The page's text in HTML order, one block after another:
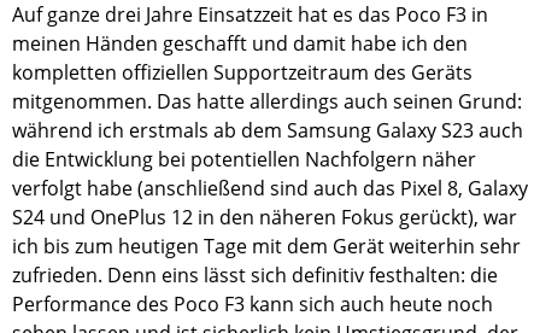
Auf ganze drei Jahre Einsatzzeit hat es das Poco F3 in
meinen Händen geschafft und damit habe ich den
kompletten offiziellen Supportzeitraum des Geräts
mitgenommen. Das hatte allerdings auch seinen Grund:
während ich erstmals ab dem Samsung Galaxy S23 auch
die Entwicklung bei potentiellen Nachfolgern näher
verfolgt habe (anschließend sind auch das Pixel 8, Galaxy
S24 und OnePlus 12 in den näheren Fokus gerückt), war
ich bis zum heutigen Tage mit dem Gerät weiterhin sehr
zufrieden. Denn eins lässt sich definitiv festhalten: die
Performance des Poco F3 kann sich auch heute noch